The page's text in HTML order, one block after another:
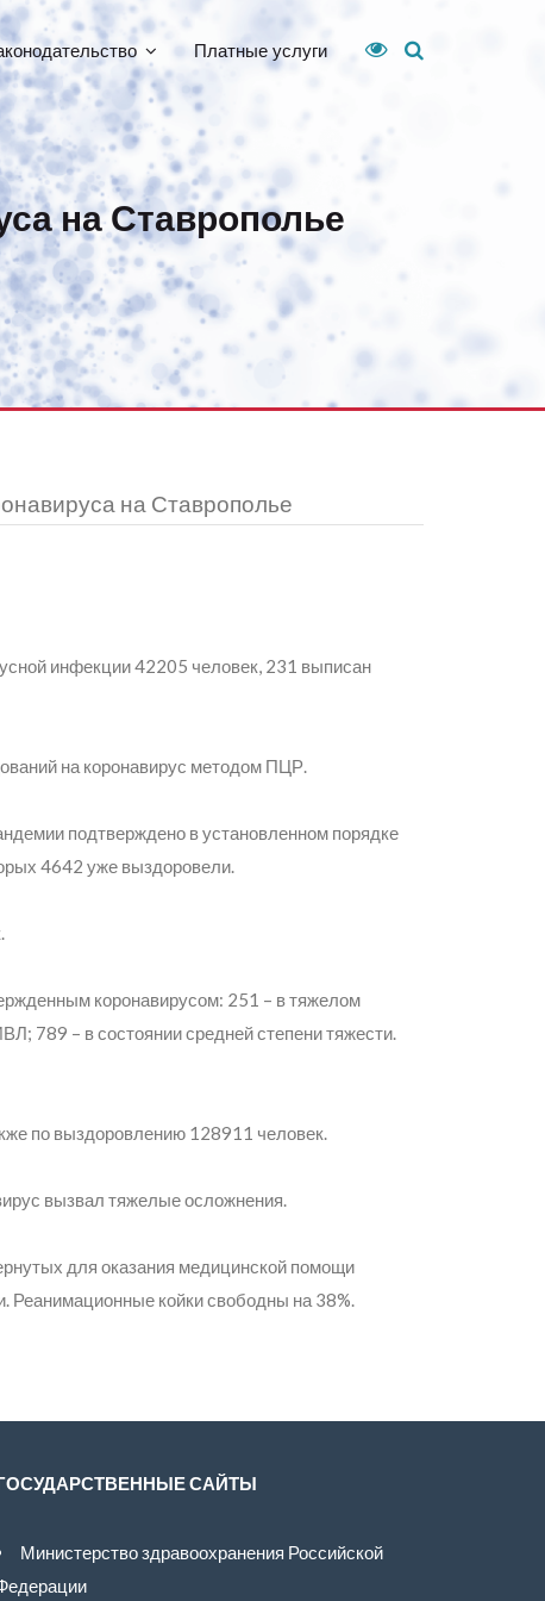
Платные услуги
на Ставрополье
на Ставрополье
инфекции 42205 человек, 231 выписан
на коронавирус методом ПЦР.
подтверждено в установленном порядке
4642 уже выздоровели.
коронавирусом: 251 – в тяжелом
789 – в состоянии средней степени тяжести.
по выздоровлению 128911 человек.
вызвал тяжелые осложнения.
для оказания медицинской помощи
койки свободны на 38%.
САЙТЫ
Министерство здравоохранения Российской